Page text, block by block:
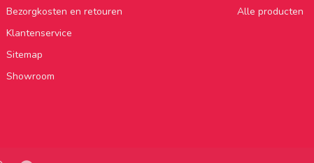
Bezorgkosten en retouren
Klantenservice
Sitemap
Showroom
Alle producten